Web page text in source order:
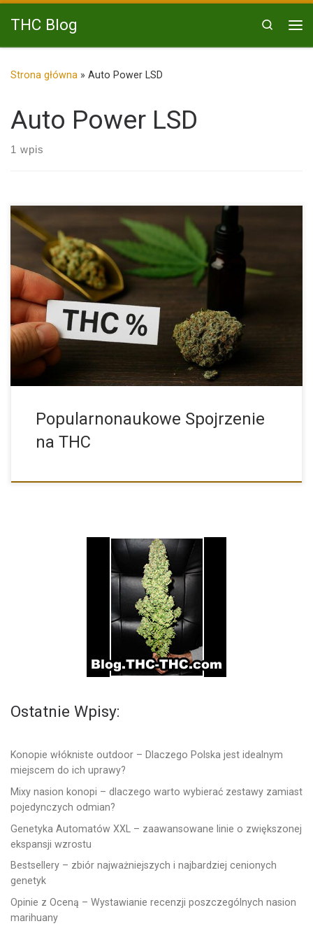
Przejdź do treści
THC Blog
Search
Strona główna » Auto Power LSD
Auto Power LSD
1 wpis
THC, czyli tetrahydrokannabinol, to substancja, o której słyszał
niemal każdy, […]
Popularnonaukowe Spojrzenie
na THC
Ostatnie Wpisy:
Konopie włókniste outdoor – Dlaczego Polska jest idealnym
miejscem do ich uprawy?
Mixy nasion konopi – dlaczego warto wybierać zestawy zamiast
pojedynczych odmian?
Genetyka Automatów XXL – zaawansowane linie o zwiększonej
ekspansji wzrostu
Bestsellery – zbiór najważniejszych i najbardziej cenionych
genetyk
Opinie z Oceną – Wystawianie recenzji poszczególnych nasion
marihuany